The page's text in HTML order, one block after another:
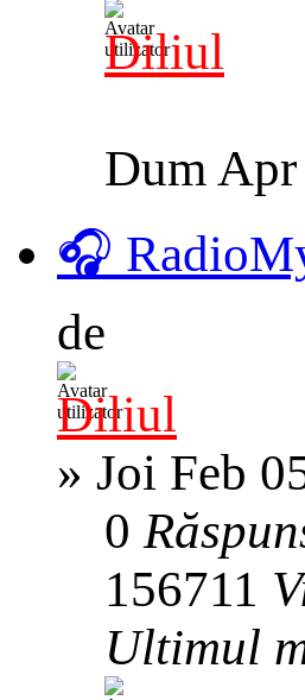
Diliul
Dum
🎧
de
Diliul
» Joi Feb
0
156711
Ultimul